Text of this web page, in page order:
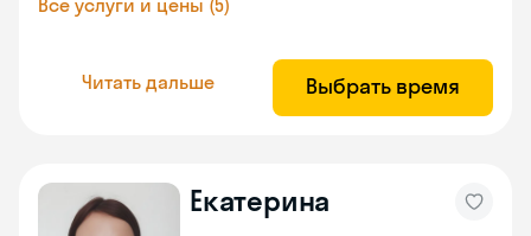
Все услуги и цены (5)
Читать дальше Выбрать время
Екатерина